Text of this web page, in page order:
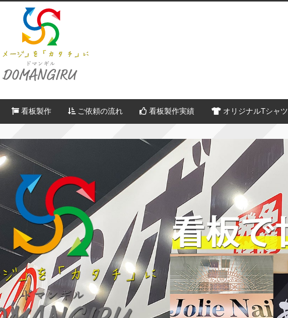
看板製作 ご依頼の流れ 看板製作実績 オリジナルTシャツ